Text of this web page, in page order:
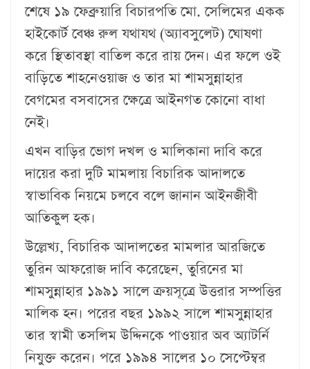
শেষে ১৯ ফেব্রুয়ারি বিচারপতি মো. সেলিমের একক
হাইকোর্ট বেঞ্চ রুল যথাযথ (অ্যাবসুলেট) ঘোষণা
করে স্থিতাবস্থা বাতিল করে রায় দেন। এর ফলে ওই
বাড়িতে শাহনেওয়াজ ও তার মা শামসুন্নাহার
বেগমের বসবাসের ক্ষেত্রে আইনগত কোনো বাধা
নেই।
এখন বাড়ির ভোগ দখল ও মালিকানা দাবি করে
দায়ের করা দুটি মামলায় বিচারিক আদালতে
স্বাভাবিক নিয়মে চলবে বলে জানান আইনজীবী
আতিকুল হক।
উল্লেখ্য, বিচারিক আদালতের মামলার আরজিতে
তুরিন আফরোজ দাবি করেছেন, তুরিনের মা
শামসুন্নাহার ১৯৯১ সালে ক্রয়সূত্রে উত্তরার সম্পত্তির
মালিক হন। পরের বছর ১৯৯২ সালে শামসুন্নাহার
তার স্বামী তসলিম উদ্দিনকে পাওয়ার অব অ্যাটর্নি
নিযুক্ত করেন। পরে ১৯৯৪ সালের ১০ সেপ্টেম্বর